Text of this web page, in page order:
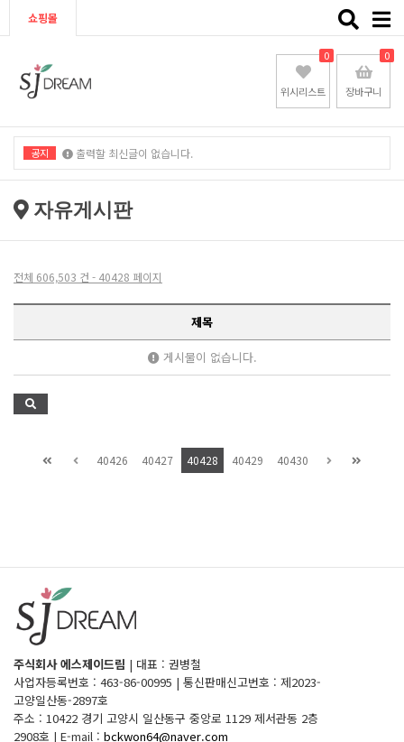
쇼핑몰
Toggle
위시리스트
0
장바구니
0
공지 출력할 최신글이 없습니다.
출력할 최신글이 없습니다.
자유게시판
전체 606,503 건 - 40428 페이지
제목
게시물이 없습니다.
40426 40427 40428 40429 40430
주식회사 에스제이드림 | 대표 : 권병철
사업자등록번호 : 463-86-00995 | 통신판매신고번호 : 제2023-
고양일산동-2897호
주소 : 10422 경기 고양시 일산동구 중앙로 1129 제서관동 2층
2908호 | E-mail : bckwon64@naver.com